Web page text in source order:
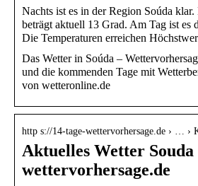
Nachts ist es in der Region Soúda
beträgt aktuell 13 Grad. Am Tag ist es
Die Temperaturen erreichen
Das Wetter in Soúda –
und die kommenden Tage mit
von wetteronline.de
http s://14-tage-wettervorhersage.de › … ›
Aktuelles Wetter Souda
wettervorhersage.de